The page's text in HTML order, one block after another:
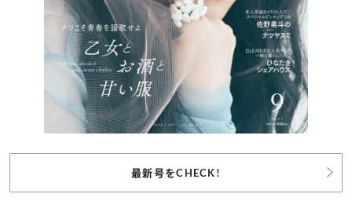
最新号をCHECK!